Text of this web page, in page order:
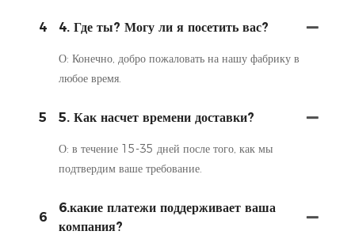
4 4. Где ты? Могу ли я посетить вас?
О: Конечно, добро пожаловать на нашу фабрику в
любое время.
5 5. Как насчет времени доставки?
О: в течение 15-35 дней после того, как мы
подтвердим ваше требование.
6
6.какие платежи поддерживает ваша
компания?